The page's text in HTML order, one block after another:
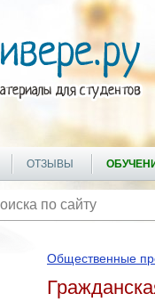
ОТЗЫВЫ
Общественные